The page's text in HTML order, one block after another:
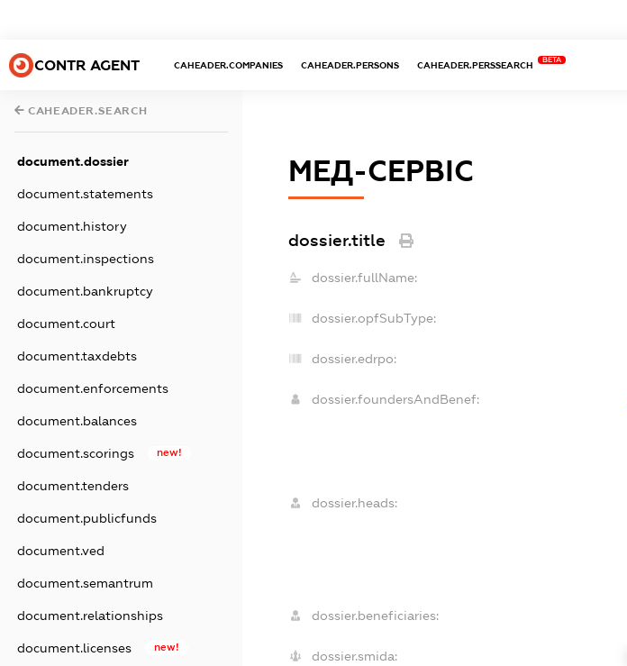
CONTR AGENT CAHEADER.COMPANIES CAHEADER.PERSONS CAHEADER.PERSSEARCH
BETA
CAHEADER.SEARCH
document.dossier
document.statements
document.history
document.inspections
document.bankruptcy
document.court
document.taxdebts
document.enforcements
document.balances
document.scorings new!
document.tenders
document.publicfunds
document.ved
document.semantrum
document.relationships
document.licenses new!
МЕД-СЕРВІС
dossier.title
dossier.fullName:
dossier.opfSubType:
dossier.edrpo:
dossier.foundersAndBenef:
dossier.heads:
dossier.beneficiaries:
dossier.smida: